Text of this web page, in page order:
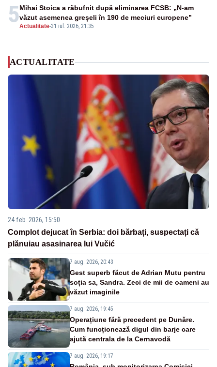
5Actualitate-31 iul. 2026, 21:35
Mihai Stoica a răbufnit după eliminarea FCSB: „N-am
văzut asemenea greșeli în 190 de meciuri europene”
ACTUALITATE
24 feb. 2026, 15:50
Complot dejucat în Serbia: doi bărbați, suspectați că
plănuiau asasinarea lui Vučić
7 aug. 2026, 20:43
Gest superb făcut de Adrian Mutu pentru
soția sa, Sandra. Zeci de mii de oameni au
văzut imaginile
7 aug. 2026, 19:45
Operațiune fără precedent pe Dunăre.
Cum funcționează digul din barje care
ajută centrala de la Cernavodă
7 aug. 2026, 19:17